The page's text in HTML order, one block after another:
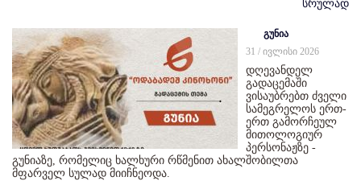
სრულად
გუნია
31 / ივლისი 2026
დღევანდელ
გადაცემაში
ვისაუბრებთ ძველი
სამეგრელოს ერთ-
ერთ გამორჩეულ
მითოლოგიურ
პერსონაჟზე -
გუნიაზე, რომელიც ხალხური რწმენით ახალშობილთა
მფარველ სულად მიიჩნეოდა.